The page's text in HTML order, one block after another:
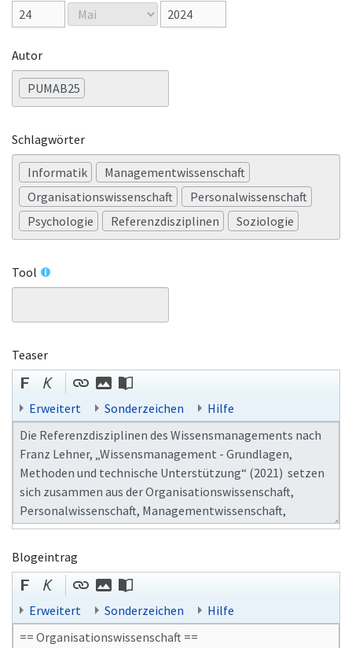
Autor
PUMAB25
Schlagwörter
Informatik
Managementwissenschaft
Organisationswissenschaft
Personalwissenschaft
Psychologie
Referenzdisziplinen Soziologie
Tool
Teaser
Erweitert Sonderzeichen Hilfe
Blogeintrag
Erweitert Sonderzeichen Hilfe